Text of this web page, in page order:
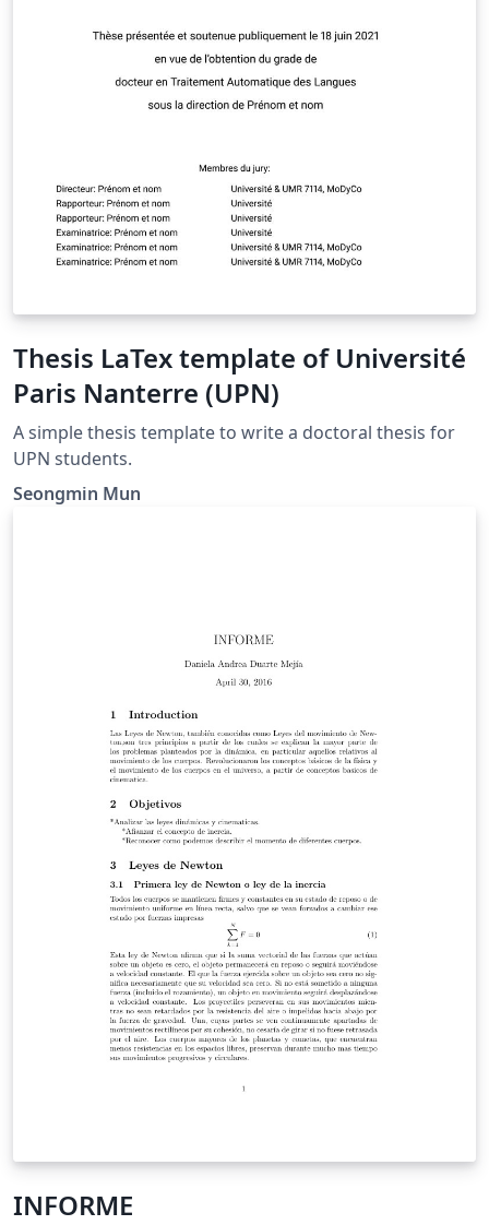
Thesis LaTex template of Université
Paris Nanterre (UPN)
A simple thesis template to write a doctoral thesis for
UPN students.
Seongmin Mun
INFORME